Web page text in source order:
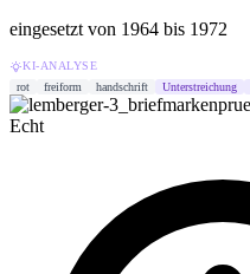
eingesetzt von 1964 bis 1972
KI-ANALYSE
rot
freiform handschrift Unterstreichung
Echt